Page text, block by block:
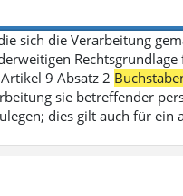
sich die Verarbeitung
9 Absatz 2
sie betreffender
dies gilt auch für ein